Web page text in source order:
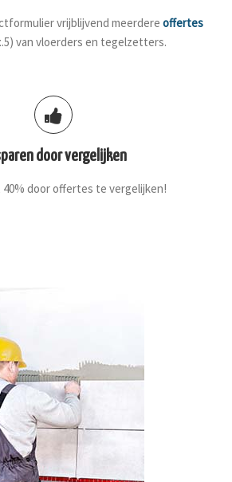
vrijblijvend meerdere offertes
van vloerders en tegelzetters.
door vergelijken
door offertes te vergelijken!